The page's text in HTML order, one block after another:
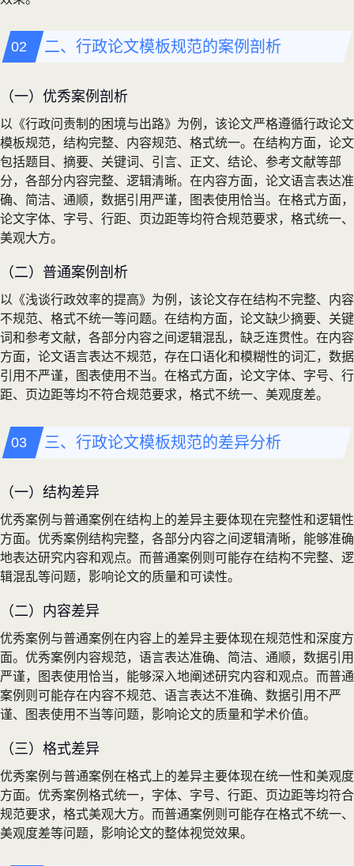
二、行政论文模板规范的案例剖析
（一）优秀案例剖析
以《行政问责制的困境与出路》为例，该论文严格遵循行政论文
模板规范，结构完整、内容规范、格式统一。在结构方面，论文
包括题目、摘要、关键词、引言、正文、结论、参考文献等部
分，各部分内容完整、逻辑清晰。在内容方面，论文语言表达准
确、简洁、通顺，数据引用严谨，图表使用恰当。在格式方面，
论文字体、字号、行距、页边距等均符合规范要求，格式统一、
美观大方。
（二）普通案例剖析
以《浅谈行政效率的提高》为例，该论文存在结构不完整、内容
不规范、格式不统一等问题。在结构方面，论文缺少摘要、关键
词和参考文献，各部分内容之间逻辑混乱，缺乏连贯性。在内容
方面，论文语言表达不规范，存在口语化和模糊性的词汇，数据
引用不严谨，图表使用不当。在格式方面，论文字体、字号、行
距、页边距等均不符合规范要求，格式不统一、美观度差。
三、行政论文模板规范的差异分析
（一）结构差异
优秀案例与普通案例在结构上的差异主要体现在完整性和逻辑性
方面。优秀案例结构完整，各部分内容之间逻辑清晰，能够准确
地表达研究内容和观点。而普通案例则可能存在结构不完整、逻
辑混乱等问题，影响论文的质量和可读性。
（二）内容差异
优秀案例与普通案例在内容上的差异主要体现在规范性和深度方
面。优秀案例内容规范，语言表达准确、简洁、通顺，数据引用
严谨，图表使用恰当，能够深入地阐述研究内容和观点。而普通
案例则可能存在内容不规范、语言表达不准确、数据引用不严
谨、图表使用不当等问题，影响论文的质量和学术价值。
（三）格式差异
优秀案例与普通案例在格式上的差异主要体现在统一性和美观度
方面。优秀案例格式统一，字体、字号、行距、页边距等均符合
规范要求，格式美观大方。而普通案例则可能存在格式不统一、
美观度差等问题，影响论文的整体视觉效果。